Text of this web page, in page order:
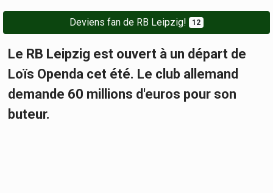
Deviens fan de RB Leipzig! 12
Le RB Leipzig est ouvert à un départ de
Loïs Openda cet été. Le club allemand
demande 60 millions d'euros pour son
buteur.